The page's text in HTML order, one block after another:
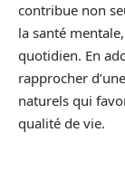
contribue non
la santé
quotidien. En
rapprocher
naturels qui
qualité de vie.